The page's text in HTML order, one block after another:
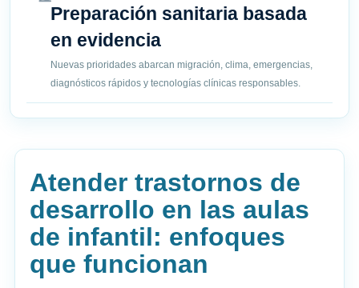
Preparación sanitaria basada
en evidencia
Nuevas prioridades abarcan migración, clima, emergencias,
diagnósticos rápidos y tecnologías clínicas responsables.
Atender trastornos de
desarrollo en las aulas
de infantil: enfoques
que funcionan